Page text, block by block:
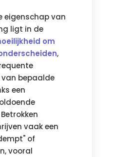
eigenschap van
ligt in de
om
,
bepaalde
een
vaak een
of
vooral